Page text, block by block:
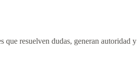
resuelven dudas, generan autoridad